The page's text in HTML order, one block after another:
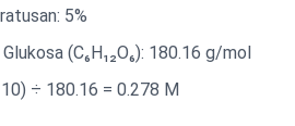
5%
(C₆H₁₂O₆): 180.16 g/mol
÷ 180.16 = 0.278 M